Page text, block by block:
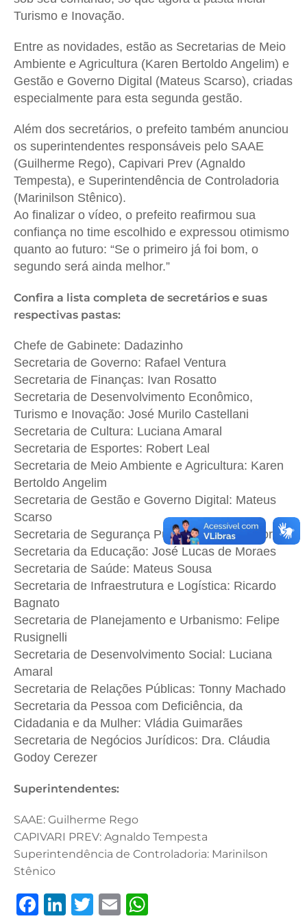
Turismo e Inovação.
Entre as novidades, estão as Secretarias de Meio
Ambiente e Agricultura (Karen Bertoldo Angelim) e
Gestão e Governo Digital (Mateus Scarso), criadas
especialmente para esta segunda gestão.
Além dos secretários, o prefeito também anunciou
os superintendentes responsáveis pelo SAAE
(Guilherme Rego), Capivari Prev (Agnaldo
Tempesta), e Superintendência de Controladoria
(Marinilson Stênico).
Ao finalizar o vídeo, o prefeito reafirmou sua
confiança no time escolhido e expressou otimismo
quanto ao futuro: “Se o primeiro já foi bom, o
segundo será ainda melhor.”
Confira a lista completa de secretários e suas
respectivas pastas:
Chefe de Gabinete: Dadazinho
Secretaria de Governo: Rafael Ventura
Secretaria de Finanças: Ivan Rosatto
Secretaria de Desenvolvimento Econômico,
Turismo e Inovação: José Murilo Castellani
Secretaria de Cultura: Luciana Amaral
Secretaria de Esportes: Robert Leal
Secretaria de Meio Ambiente e Agricultura: Karen
Bertoldo Angelim
Secretaria de Gestão e Governo Digital: Mateus
Scarso
Secretaria de Segurança Pública: Mauro Júnior
Secretaria da Educação: José Lucas de Moraes
Secretaria de Saúde: Mateus Sousa
Secretaria de Infraestrutura e Logística: Ricardo
Bagnato
Secretaria de Planejamento e Urbanismo: Felipe
Rusignelli
Secretaria de Desenvolvimento Social: Luciana
Amaral
Secretaria de Relações Públicas: Tonny Machado
Secretaria da Pessoa com Deficiência, da
Cidadania e da Mulher: Vládia Guimarães
Secretaria de Negócios Jurídicos: Dra. Cláudia
Godoy Cerezer
Superintendentes:
SAAE: Guilherme Rego
CAPIVARI PREV: Agnaldo Tempesta
Superintendência de Controladoria: Marinilson
Stênico
F
Li T
E